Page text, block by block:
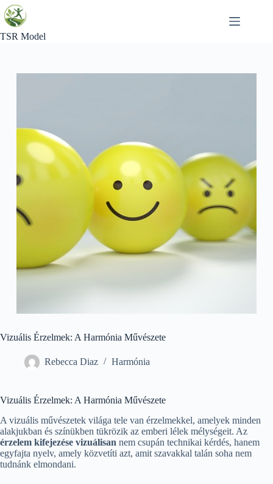
Skip
to
content
TSR Model
Vizuális Érzelmek: A Harmónia Művészete
Rebecca Diaz Harmónia
Vizuális Érzelmek: A Harmónia Művészete
A vizuális művészetek világa tele van érzelmekkel, amelyek minden
alakjukban és színükben tükrözik az emberi lélek mélységeit. Az
érzelem kifejezése vizuálisan nem csupán technikai kérdés, hanem
egyfajta nyelv, amely közvetíti azt, amit szavakkal talán soha nem
tudnánk elmondani.